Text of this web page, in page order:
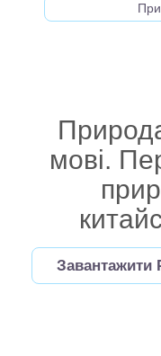
мові.
Завантажити